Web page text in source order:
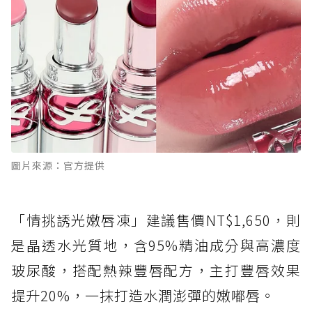
圖片來源：官方提供
「情挑誘光嫩唇凍」建議售價NT$1,650，則
是晶透水光質地，含95%精油成分與高濃度
玻尿酸，搭配熱辣豐唇配方，主打豐唇效果
提升20%，一抹打造水潤澎彈的嫩嘟唇。